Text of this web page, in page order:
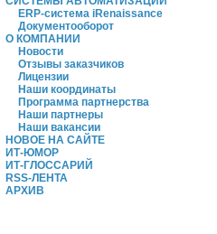
ERP-система iRenaissance
Документооборот
О КОМПАНИИ
Новости
Отзывы заказчиков
Лицензии
Наши координаты
Программа партнерства
Наши партнеры
Наши вакансии
НОВОЕ НА САЙТЕ
ИТ-ЮМОР
ИТ-ГЛОССАРИЙ
RSS-ЛЕНТА
АРХИВ